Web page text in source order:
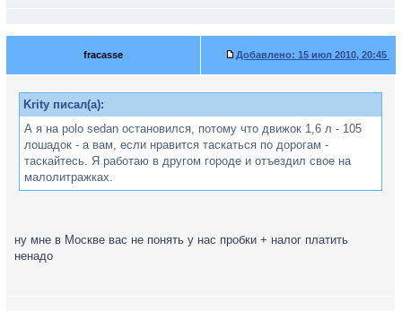
fracasse Добавлено: 15 июл 2010, 20:45
Krity писал(а):
А я на polo sedan остановился, потому что движок 1,6 л - 105
лошадок - а вам, если нравится таскаться по дорогам -
таскайтесь. Я работаю в другом городе и отъездил свое на
малолитражках.
ну мне в Москве вас не понять у нас пробки + налог платить
ненадо